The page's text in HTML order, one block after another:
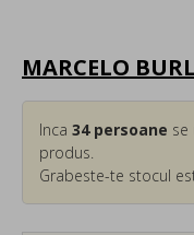
MARCELO
Inca 34persoane se
produs.
Grabeste-te stocul